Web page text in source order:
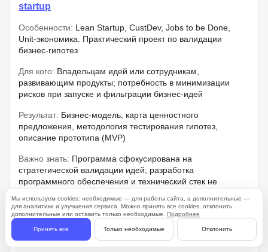
startup
Особенности: Lean Startup, CustDev, Jobs to be Done,
Unit-экономика. Практический проект по валидации
бизнес-гипотез
Для кого: Владельцам идей или сотрудникам,
развивающим продукты; потребность в минимизации
рисков при запуске и фильтрации бизнес-идей
Результат: Бизнес-модель, карта ценностного
предложения, методология тестирования гипотез,
описание прототипа (MVP)
Важно знать: Программа сфокусирована на
стратегической валидации идей; разработка
программного обеспечения и технический стек не
Плюсы:Навык расчета Unit-экономики для
прогнозирования жизнеспособности идеи на стадии
Мы используем cookies: необходимые — для работы сайта, а дополнительные —
для аналитики и улучшения сервиса. Можно принять все cookies, отклонить
дополнительные или оставить только необходимые. Подробнее
Принять все Только необходимые Отклонить